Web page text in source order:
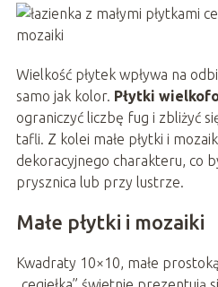
Wielkość płytek wpływa na
samo jak kolor. Płytki
ograniczyć liczbę fug i zbliżyć
tafli. Z kolei małe płytki i
dekoracyjnego charakteru, co
prysznica lub przy lustrze.
Małe płytki i mozaiki
Kwadraty 10×10, małe